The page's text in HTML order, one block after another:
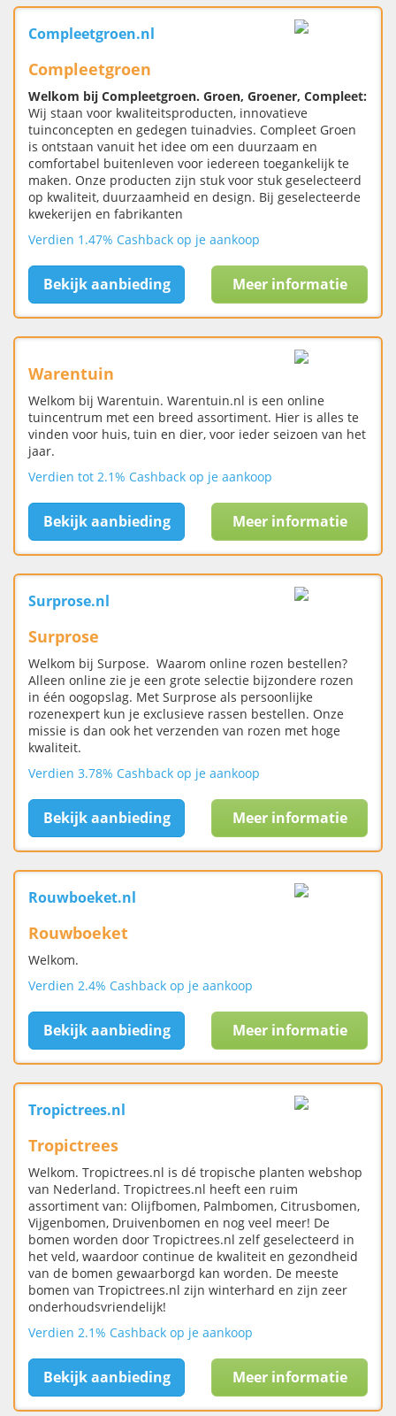
Compleetgroen.nl
Compleetgroen
Welkom bij Compleetgroen. Groen, Groener, Compleet:
Wij staan voor kwaliteitsproducten, innovatieve
tuinconcepten en gedegen tuinadvies. Compleet Groen
is ontstaan vanuit het idee om een duurzaam en
comfortabel buitenleven voor iedereen toegankelijk te
maken. Onze producten zijn stuk voor stuk geselecteerd
op kwaliteit, duurzaamheid en design. Bij geselecteerde
kwekerijen en fabrikanten
Verdien 1.47% Cashback op je aankoop
Bekijk aanbieding Meer informatie
Warentuin
Welkom bij Warentuin. Warentuin.nl is een online
tuincentrum met een breed assortiment. Hier is alles te
vinden voor huis, tuin en dier, voor ieder seizoen van het
jaar.
Verdien tot 2.1% Cashback op je aankoop
Bekijk aanbieding Meer informatie
Surprose.nl
Surprose
Welkom bij Surpose. Waarom online rozen bestellen?
Alleen online zie je een grote selectie bijzondere rozen
in één oogopslag. Met Surprose als persoonlijke
rozenexpert kun je exclusieve rassen bestellen. Onze
missie is dan ook het verzenden van rozen met hoge
kwaliteit.
Verdien 3.78% Cashback op je aankoop
Bekijk aanbieding Meer informatie
Rouwboeket.nl
Rouwboeket
Welkom.
Verdien 2.4% Cashback op je aankoop
Bekijk aanbieding Meer informatie
Tropictrees.nl
Tropictrees
Welkom. Tropictrees.nl is dé tropische planten webshop
van Nederland. Tropictrees.nl heeft een ruim
assortiment van: Olijfbomen, Palmbomen, Citrusbomen,
Vijgenbomen, Druivenbomen en nog veel meer! De
bomen worden door Tropictrees.nl zelf geselecteerd in
het veld, waardoor continue de kwaliteit en gezondheid
van de bomen gewaarborgd kan worden. De meeste
bomen van Tropictrees.nl zijn winterhard en zijn zeer
onderhoudsvriendelijk!
Verdien 2.1% Cashback op je aankoop
Bekijk aanbieding Meer informatie